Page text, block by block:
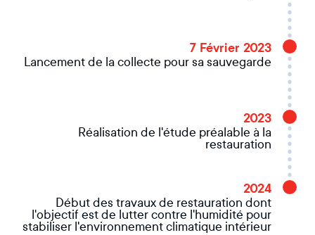
7 Février 2023
Lancement de la collecte pour sa sauvegarde
2023
Réalisation de l'étude préalable à la
restauration
2024
Début des travaux de restauration dont
l'objectif est de lutter contre l'humidité pour
stabiliser l'environnement climatique intérieur